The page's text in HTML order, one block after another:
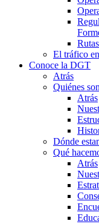
El tráfico
Conoce la DGT
Atrás
Quiénes
Atrás
Dónde
Qué
Atrás